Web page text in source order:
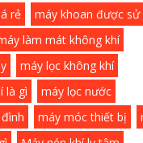
rẻ
máy khoan được
làm mát không khí
máy lọc không khí
là gì
máy lọc nước
máy móc thiết bị